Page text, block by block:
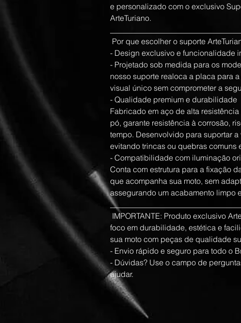
e personalizado com o exclusivo
ArteTuriano.
Por que escolher o suporte
- Design exclusivo e funcionalidade
- Projetado sob medida para os
nosso suporte realoca a placa para
visual único sem comprometer a
- Qualidade premium e durabilidade
Fabricado em aço de alta
pó, garante resistência à corrosão,
tempo. Desenvolvido para suportar
evitando trincas ou quebras comuns
- Compatibilidade com iluminação
Conta com estrutura para a fixação
que acompanha sua moto, sem
assegurando um acabamento limpo
IMPORTANTE: Produto exclusivo
foco em durabilidade, estética e
sua moto com peças de qualidade
- Envio rápido e seguro para todo o
- Dúvidas? Use o campo de
ajudar.